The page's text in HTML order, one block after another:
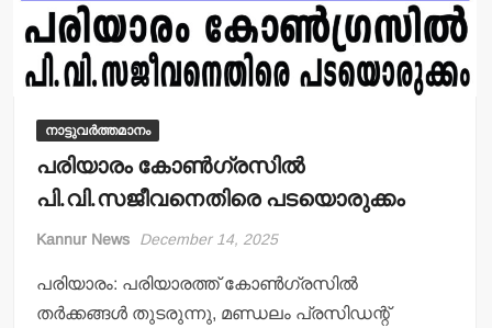
നാട്ടുവർത്തമാനം
പരിയാരം കോണ്‍ഗ്രസില്‍
പി.വി.സജീവനെതിരെ പടയൊരുക്കം
Kannur News December 14, 2025
പരിയാരം: പരിയാരത്ത് കോണ്‍ഗ്രസില്‍
തര്‍ക്കങ്ങള്‍ തുടരുന്നു, മണ്ഡലം പ്രസിഡന്റ്